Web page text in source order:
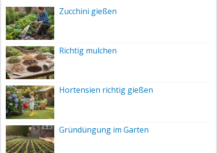
Zucchini gießen
Richtig mulchen
Hortensien richtig gießen
Gründüngung im Garten